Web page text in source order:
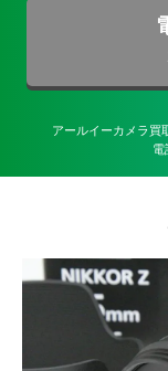
アールイーカメラ買
電